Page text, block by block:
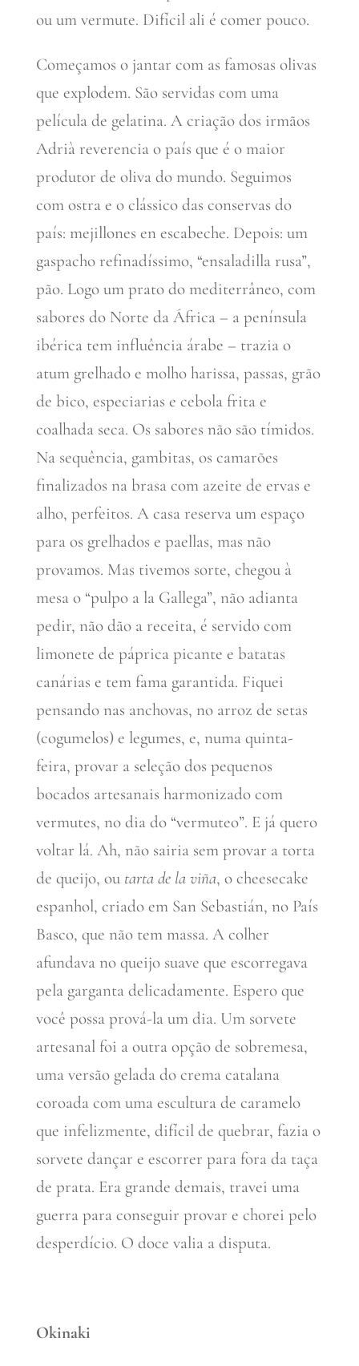
ou um vermute. Difícil ali é comer pouco.
Começamos o jantar com as famosas olivas
que explodem. São servidas com uma
película de gelatina. A criação dos irmãos
Adrià reverencia o país que é o maior
produtor de oliva do mundo. Seguimos
com ostra e o clássico das conservas do
país: mejillones en escabeche. Depois: um
gaspacho refinadíssimo, “ensaladilla rusa”,
pão. Logo um prato do mediterrâneo, com
sabores do Norte da África – a península
ibérica tem influência árabe – trazia o
atum grelhado e molho harissa, passas, grão
de bico, especiarias e cebola frita e
coalhada seca. Os sabores não são tímidos.
Na sequência, gambitas, os camarões
finalizados na brasa com azeite de ervas e
alho, perfeitos. A casa reserva um espaço
para os grelhados e paellas, mas não
provamos. Mas tivemos sorte, chegou à
mesa o “pulpo a la Gallega”, não adianta
pedir, não dão a receita, é servido com
limonete de páprica picante e batatas
canárias e tem fama garantida. Fiquei
pensando nas anchovas, no arroz de setas
(cogumelos) e legumes, e, numa quinta-
feira, provar a seleção dos pequenos
bocados artesanais harmonizado com
vermutes, no dia do “vermuteo”. E já quero
voltar lá. Ah, não sairia sem provar a torta
de queijo, ou tarta de la viña, o cheesecake
espanhol, criado em San Sebastián, no País
Basco, que não tem massa. A colher
afundava no queijo suave que escorregava
pela garganta delicadamente. Espero que
você possa prová-la um dia. Um sorvete
artesanal foi a outra opção de sobremesa,
uma versão gelada do crema catalana
coroada com uma escultura de caramelo
que infelizmente, difícil de quebrar, fazia o
sorvete dançar e escorrer para fora da taça
de prata. Era grande demais, travei uma
guerra para conseguir provar e chorei pelo
desperdício. O doce valia a disputa.
Okinaki